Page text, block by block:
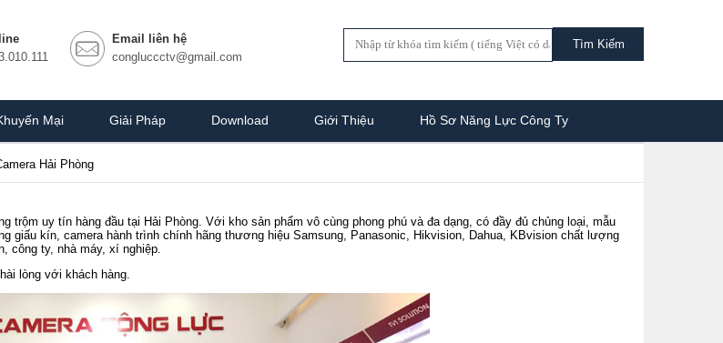
Email liên hệ
congluccctv@gmail.com
Mại Giải Pháp Download Giới Thiệu Hồ Sơ Năng Lực Công Ty
Hải Phòng
trộm uy tín hàng đầu tại Hải Phòng. Với kho sản phẩm vô cùng phong phú và đa dạng, có đầy đủ chủng loại, mẫu
giấu kín, camera hành trình chính hãng thương hiệu Samsung, Panasonic, Hikvision, Dahua, KBvision chất lượng
công ty, nhà máy, xí nghiệp.
lòng với khách hàng.